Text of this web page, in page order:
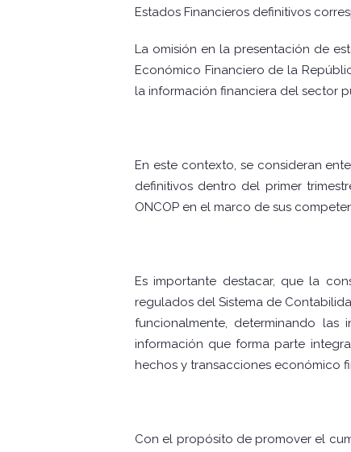
Estados Financieros definitivos
La omisión en la presentación de
Económico Financiero de la
la información financiera del sector
En este contexto, se consideran
definitivos dentro del primer
ONCOP en el marco de sus
Es importante destacar, que la
regulados del Sistema de
funcionalmente, determinando
información que forma parte
hechos y transacciones económico
Con el propósito de promover el